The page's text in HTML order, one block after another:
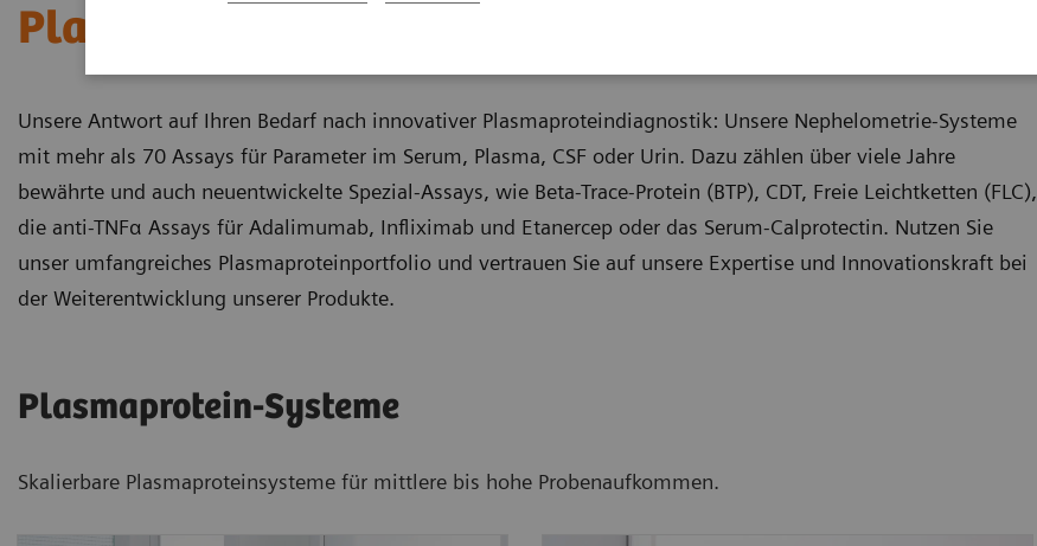
Plasmaproteine
Unsere Antwort auf Ihren Bedarf nach innovativer Plasmaproteindiagnostik: Unsere Nephelometrie-Systeme
mit mehr als 70 Assays für Parameter im Serum, Plasma, CSF oder Urin. Dazu zählen über viele Jahre
bewährte und auch neuentwickelte Spezial-Assays, wie Beta-Trace-Protein (BTP), CDT, Freie Leichtketten (FLC),
die anti-TNFα Assays für Adalimumab, Infliximab und Etanercep oder das Serum-Calprotectin. Nutzen Sie
unser umfangreiches Plasmaproteinportfolio und vertrauen Sie auf unsere Expertise und Innovationskraft bei
der Weiterentwicklung unserer Produkte.
Plasmaprotein-Systeme
Skalierbare Plasmaproteinsysteme für mittlere bis hohe Probenaufkommen.